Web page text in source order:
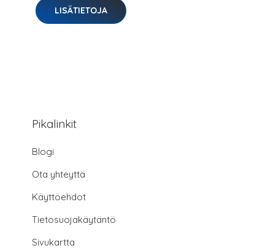
LISÄTIETOJA
Pikalinkit
Blogi
Ota yhteyttä
Käyttöehdot
Tietosuojakäytäntö
Sivukartta